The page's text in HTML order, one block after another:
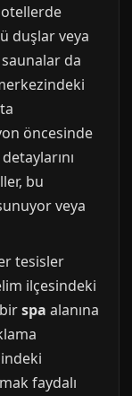
otellerde
duşlar veya
da
öncesinde
bu
veya
tesisler
ilçesindeki
spa alanına
faydalı